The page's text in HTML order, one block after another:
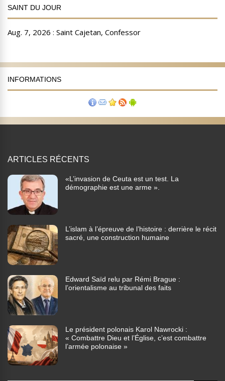
SAINT DU JOUR
INFORMATIONS
ARTICLES RÉCENTS
«L’invasion de Ceuta est un test. La
démographie est une arme ».
L’islam à l’épreuve de l’histoire : derrière le récit
sacré, une construction humaine
Edward Saïd relu par Rémi Brague :
l’orientalisme au tribunal des faits
Le président polonais Karol Nawrocki :
« Combattre Dieu et l’Église, c’est combattre
l’armée polonaise »